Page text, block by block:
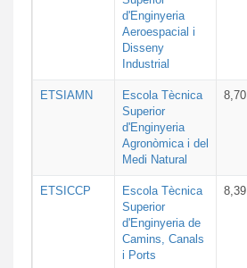
d'Enginyeria
Aeroespacial i
Disseny
Industrial
ETSIAMN
Escola Tècnica
Superior
d'Enginyeria
Agronòmica i del
Medi Natural
8,70
ETSICCP
Escola Tècnica
Superior
d'Enginyeria de
Camins, Canals
i Ports
8,39